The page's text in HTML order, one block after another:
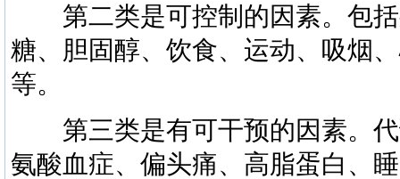
第二类是可控制的因素。包括
糖、胆固醇、饮食、运动、吸烟
等。
第三类是有可干预的因素。代
氨酸血症、偏头痛、高脂蛋白、